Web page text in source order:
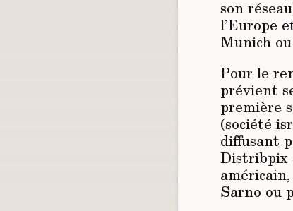
son
l’Europe
Munich
Pour le
prévient
première
(société
diffusant
Distribpix
Sarno ou